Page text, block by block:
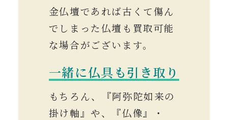
金仏壇であれば古くて傷ん
でしまった仏壇も買取可能
な場合がございます。
一緒に仏具も引き取り
もちろん、『阿弥陀如来の
掛け軸』や、『仏像』・